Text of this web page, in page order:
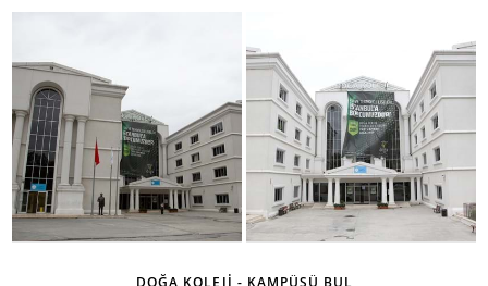
DOĞA KOLEJİ - KAMPÜSÜ BUL